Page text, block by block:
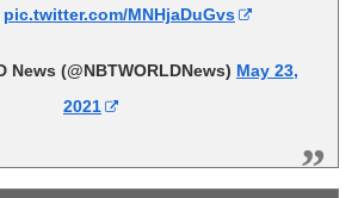
pic.twitter.com/MNHjaDuGvs
News (@NBTWORLDNews) May 23,
2021